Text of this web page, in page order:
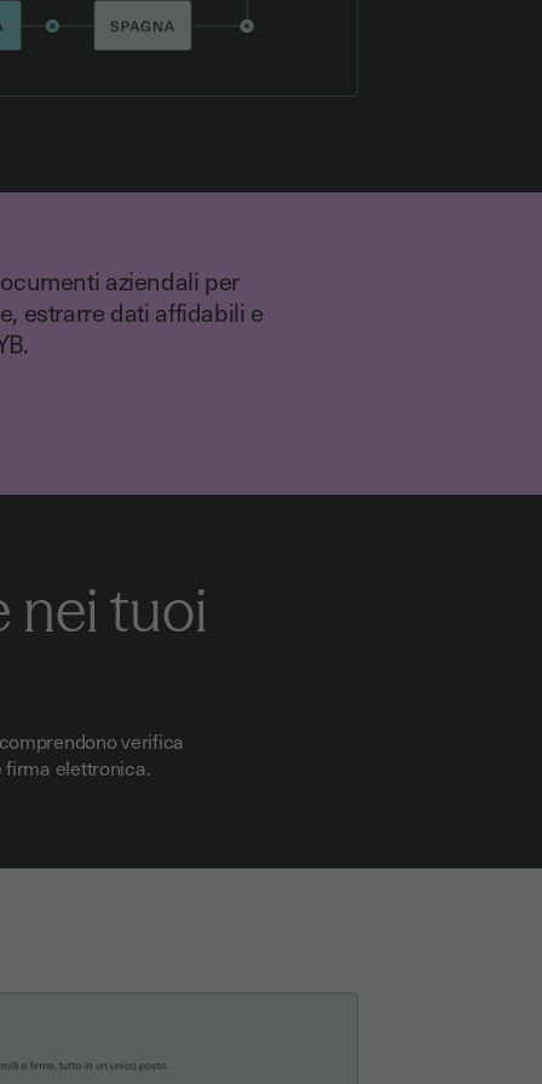
aziendali per
estrarre dati affidabili e
nei tuoi
verifica
firma elettronica.